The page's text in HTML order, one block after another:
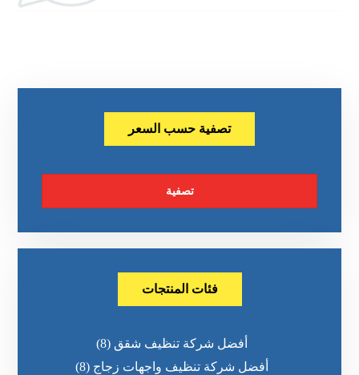
تصفية حسب السعر
تصفية
فئات المنتجات
أفضل شركة تنظيف شقق (8)
أفضل شركة تنظيف واجهات زجاج (8)